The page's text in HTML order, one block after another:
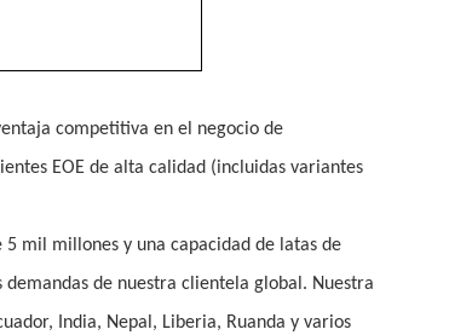
competitiva en el negocio de
EOE de alta calidad (incluidas variantes
mil millones y una capacidad de latas de
de nuestra clientela global. Nuestra
India, Nepal, Liberia, Ruanda y varios